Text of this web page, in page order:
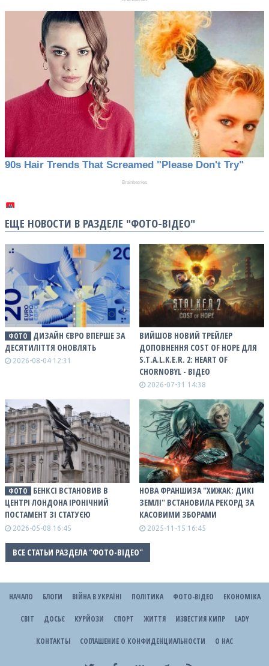
ЕЩЕ НОВОСТИ В РАЗДЕЛЕ "ФОТО-ВІДЕО"
ФОТО
ДИЗАЙН ЄВРО ВПЕРШЕ ЗА
ДЕСЯТИЛІТТЯ ОНОВЛЯТЬ
2026-08-04 12:31
ВИЙШОВ НОВИЙ ТРЕЙЛЕР
ДОПОВНЕННЯ COST OF HOPE ДЛЯ
S.T.A.L.K.E.R. 2: HEART OF
CHORNOBYL - ВІДЕО
2026-07-31 14:38
ФОТО
БЕНКСІ ВСТАНОВИВ В
ЦЕНТРІ ЛОНДОНА ІРОНІЧНИЙ
ПОСТАМЕНТ ЗІ СТАТУЄЮ
2026-05-08 16:45
НОВА ФРАНШИЗА "ХИЖАК: ДИКІ
ЗЕМЛІ" ВСТАНОВИЛА РЕКОРД ЗА
КАСОВИМИ ЗБОРАМИ
2025-11-15 16:45
ВСЕ СТАТЬИ РАЗДЕЛА "ФОТО-ВІДЕО"
НАЧАЛО БЛОГИ ВІЙНА В УКРАЇНІ ПОЛІТИКА ФОТО-ВІДЕО ЕКОНОМІКА
СВІТ ДОСЬЄ КУРЙОЗИ СПОРТ ЖИТТЯ ИЗВЕСТИЯ КИПР LADY
КОНТАКТЫ СОГЛАШЕНИЕ О КОНФИДЕНЦИАЛЬНОСТИ О НАС